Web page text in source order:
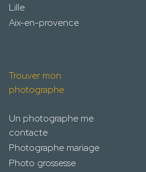
Lille
Aix-en-provence
Trouver mon
photographe
Un photographe me
contacte
Photographe mariage
Photo grossesse